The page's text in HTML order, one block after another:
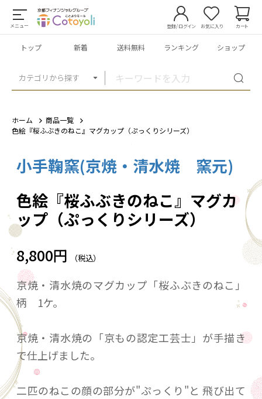
メニュー
カテゴリから探す
登録/ログイン お気に入り カート
トップ 新着 送料無料 ランキング ショップ
ホーム
商品一覧
色絵『桜ふぶきのねこ』マグカップ（ぷっくりシリーズ）
1
小手鞠窯(京焼・清水焼 窯元)
色絵『桜ふぶきのねこ』マグカ
ップ（ぷっくりシリーズ）
8,800円 （税込）
京焼・清水焼のマグカップ「桜ふぶきのねこ」
柄 1ケ。
京焼・清水焼の「京もの認定工芸士」が手描き
で仕上げました。
二匹のねこの顔の部分が"ぷっくり"と 飛び出て